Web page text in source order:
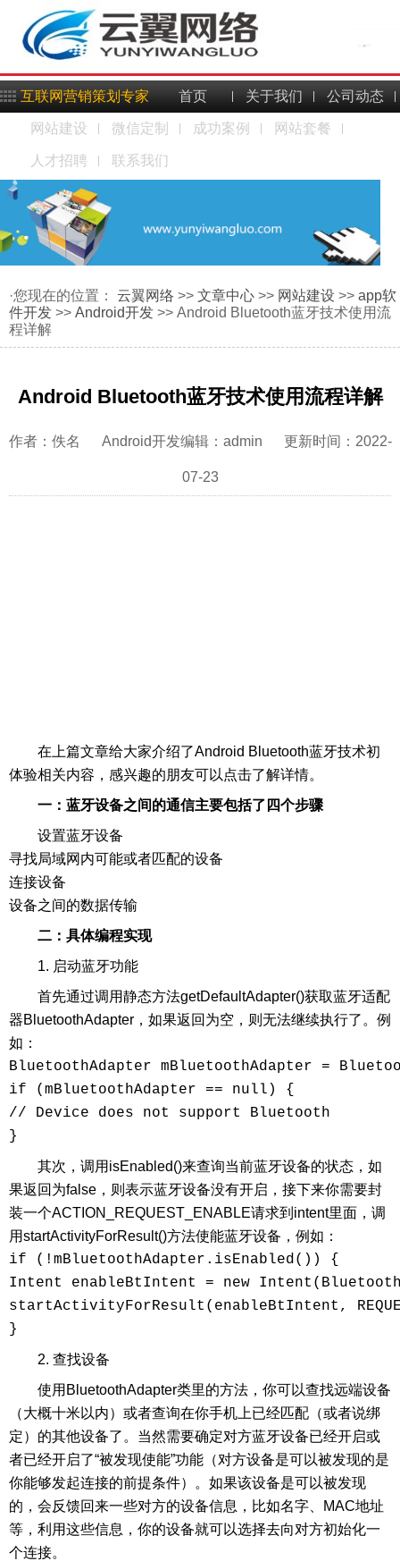
互联网营销策划专家 首页 关于我们 公司动态
网站建设 微信定制 成功案例 网站套餐
人才招聘 联系我们
·您现在的位置： 云翼网络 >> 文章中心 >> 网站建设 >> app软
件开发 >> Android开发 >> Android Bluetooth蓝牙技术使用流
程详解
Android Bluetooth蓝牙技术使用流程详解
作者：佚名 Android开发编辑：admin 更新时间：2022-
07-23
在上篇文章给大家介绍了Android Bluetooth蓝牙技术初
体验相关内容，感兴趣的朋友可以点击了解详情。
一：蓝牙设备之间的通信主要包括了四个步骤
设置蓝牙设备
寻找局域网内可能或者匹配的设备
连接设备
设备之间的数据传输
二：具体编程实现
1. 启动蓝牙功能
首先通过调用静态方法getDefaultAdapter()获取蓝牙适配
器BluetoothAdapter，如果返回为空，则无法继续执行了。例
如：
BluetoothAdapter mBluetoothAdapter =
if (mBluetoothAdapter == null) {
// Device does not support Bluetooth
}
其次，调用isEnabled()来查询当前蓝牙设备的状态，如
果返回为false，则表示蓝牙设备没有开启，接下来你需要封
装一个ACTION_REQUEST_ENABLE请求到intent里面，调
用startActivityForResult()方法使能蓝牙设备，例如：
if (!mBluetoothAdapter.isEnabled()) {
Intent enableBtIntent = new
startActivityForResult(enableBtIntent,
}
2. 查找设备
使用BluetoothAdapter类里的方法，你可以查找远端设备
（大概十米以内）或者查询在你手机上已经匹配（或者说绑
定）的其他设备了。当然需要确定对方蓝牙设备已经开启或
者已经开启了“被发现使能”功能（对方设备是可以被发现的是
你能够发起连接的前提条件）。如果该设备是可以被发现
的，会反馈回来一些对方的设备信息，比如名字、MAC地址
等，利用这些信息，你的设备就可以选择去向对方初始化一
个连接。